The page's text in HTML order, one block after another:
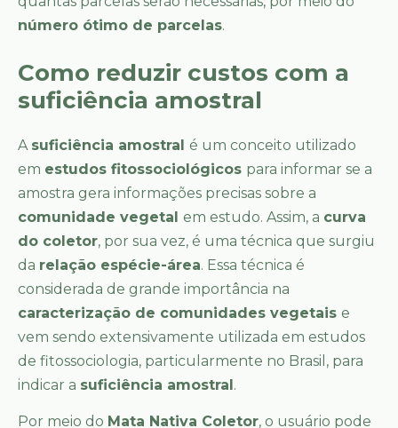
número ótimo de parcelas.
Como reduzir custos com a
suficiência amostral
A suficiência amostral é um conceito utilizado
em estudos fitossociológicos para informar se a
amostra gera informações precisas sobre a
comunidade vegetal em estudo. Assim, a curva
do coletor, por sua vez, é uma técnica que surgiu
da relação espécie-área. Essa técnica é
considerada de grande importância na
caracterização de comunidades vegetais e
vem sendo extensivamente utilizada em estudos
de fitossociologia, particularmente no Brasil, para
indicar a suficiência amostral.
Por meio do Mata Nativa Coletor, o usuário pode